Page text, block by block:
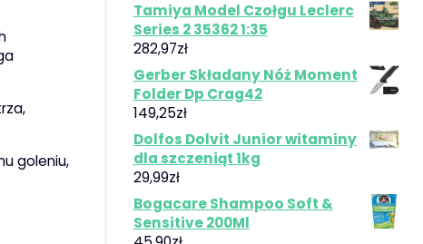
goleniu,
Tamiya Model Czołgu Leclerc
Series 2 35362 1:35
282,97zł
Gerber Składany Nóż Moment
Folder Dp Crag42
149,25zł
Dolfos Dolvit Junior witaminy
dla szczeniąt 1kg
29,99zł
Bogacare Shampoo Soft &
Sensitive 200Ml